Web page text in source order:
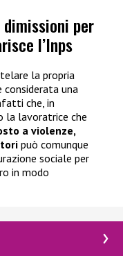
per
l’Inps
la propria
considerata una
che, in
la lavoratrice che
a violenze,
può comunque
sociale per
in modo